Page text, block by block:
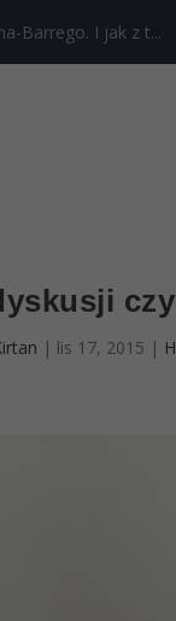
Barrego. I jak z t...
| lis 17, 2015 |